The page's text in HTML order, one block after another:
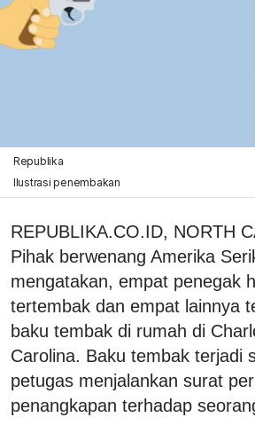
Republika
Ilustrasi penembakan
REPUBLIKA.CO.ID, NORTH
Pihak berwenang Amerika
mengatakan, empat penegak
tertembak dan empat lainnya
baku tembak di rumah di
Carolina. Baku tembak terjadi
petugas menjalankan surat
penangkapan terhadap